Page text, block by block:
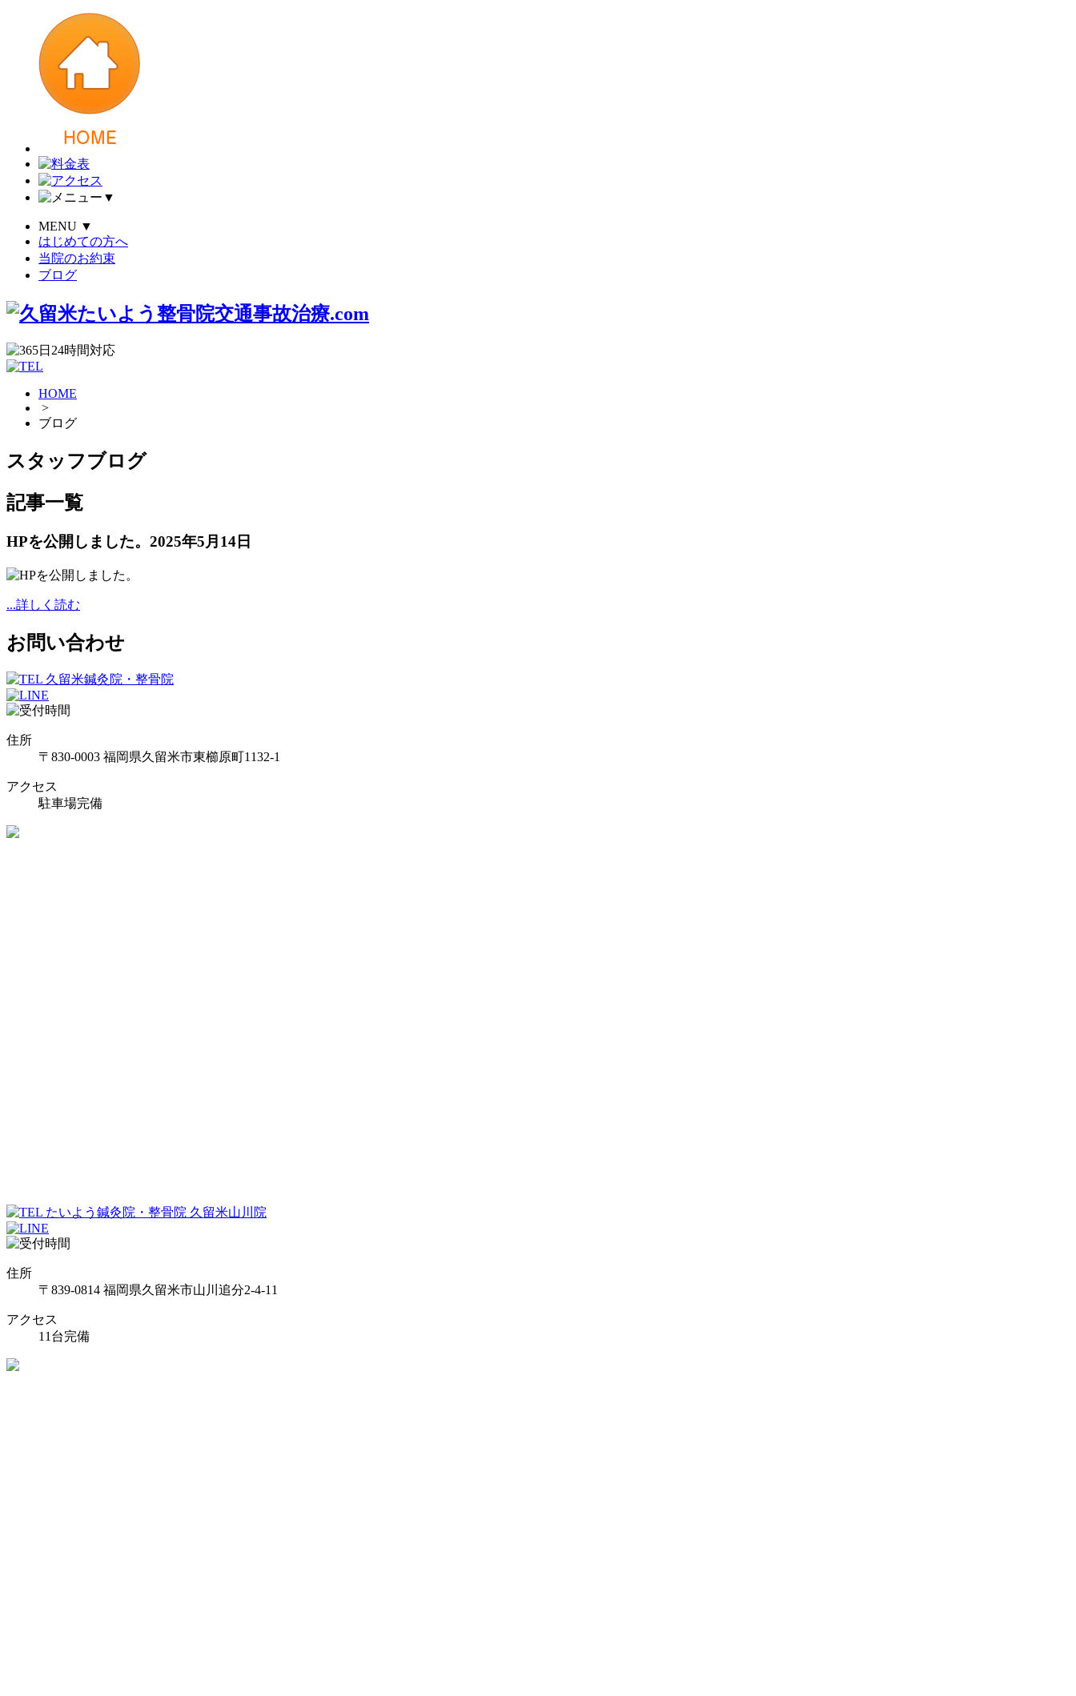
▼
MENU ▼
はじめての方へ
当院のお約束
ブログ
HOME
>
ブログ
スタッフブログ
記事一覧
HPを公開しました。 2025年5月14日
...詳しく読む
お問い合わせ
住所
〒830-0003 福岡県久留米市東櫛原町1132-1
アクセス
駐車場完備
住所
〒839-0814 福岡県久留米市山川追分2-4-11
アクセス
11台完備